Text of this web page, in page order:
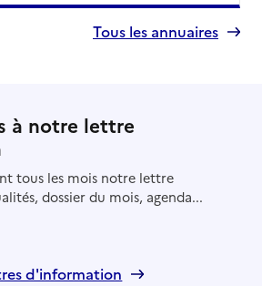
Tous les annuaires
à notre lettre
tous les mois notre lettre
dossier du mois, agenda...
d'information